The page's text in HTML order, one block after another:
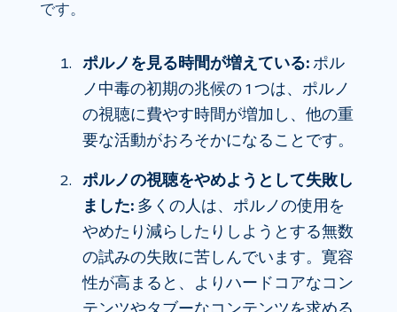
です。
ポルノを見る時間が増えている:ポル
ノ中毒の初期の兆候の 1 つは、ポルノ
の視聴に費やす時間が増加し、他の重
要な活動がおろそかになることです。
ポルノの視聴をやめようとして失敗し
ました:多くの人は、ポルノの使用を
やめたり減らしたりしようとする無数
の試みの失敗に苦しんでいます。寛容
性が高まると、よりハードコアなコン
テンツやタブーなコンテンツを求める